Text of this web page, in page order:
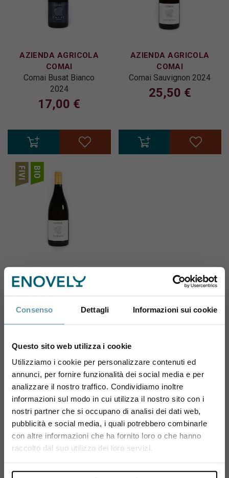
Consenso Dettagli Informazioni sui cookie
Questo sito web utilizza i cookie
Utilizziamo i cookie per personalizzare contenuti ed
annunci, per fornire funzionalità dei social media e per
analizzare il nostro traffico. Condividiamo inoltre
informazioni sul modo in cui utilizza il nostro sito con i
nostri partner che si occupano di analisi dei dati web,
pubblicità e social media, i quali potrebbero combinarle
con altre informazioni che ha fornito loro o che hanno
raccolto dal suo utilizzo dei loro servizi.
AZIENDA AGRICOLA
COMAI
Comai Busat Bianco
2024
17,00 €
AZIENDA AGRICOLA
COMAI
Comai Sauvignon 2024
25,50 €
COMAI
Comai Chardonnay 2024
25,50 €
Utilizza il coupon NEWENOVELY
per avere un 10% di sconto sul tuo primo ordine!
Si, sono maggiorenne.